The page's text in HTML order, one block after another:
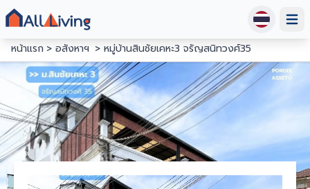
หน้าแรก
อสังหาฯ หมู่บ้านสินชัยเคหะ3 จรัญสนิทวงศ์35